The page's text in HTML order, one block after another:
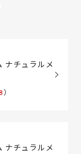
ナチュラルメ
）
ナチュラルメ